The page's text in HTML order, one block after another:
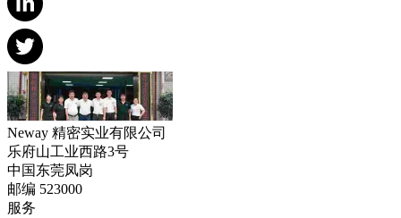
Neway 精密实业有限公司
乐府山工业西路3号
中国东莞凤岗
邮编 523000
服务